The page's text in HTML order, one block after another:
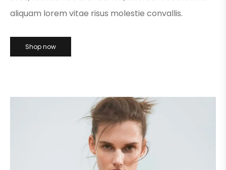
aliquam lorem vitae risus molestie convallis.
Shop now